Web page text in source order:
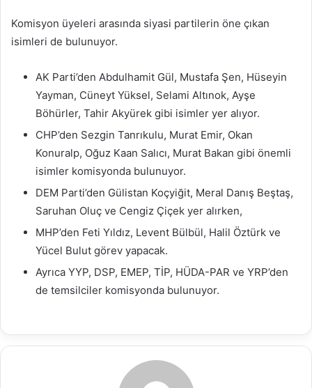
Komisyon üyeleri arasında siyasi partilerin öne çıkan
isimleri de bulunuyor.
AK Parti’den Abdulhamit Gül, Mustafa Şen, Hüseyin
Yayman, Cüneyt Yüksel, Selami Altınok, Ayşe
Böhürler, Tahir Akyürek gibi isimler yer alıyor.
CHP’den Sezgin Tanrıkulu, Murat Emir, Okan
Konuralp, Oğuz Kaan Salıcı, Murat Bakan gibi önemli
isimler komisyonda bulunuyor.
DEM Parti’den Gülistan Koçyiğit, Meral Danış Beştaş,
Saruhan Oluç ve Cengiz Çiçek yer alırken,
MHP’den Feti Yıldız, Levent Bülbül, Halil Öztürk ve
Yücel Bulut görev yapacak.
Ayrıca YYP, DSP, EMEP, TİP, HÜDA-PAR ve YRP’den
de temsilciler komisyonda bulunuyor.